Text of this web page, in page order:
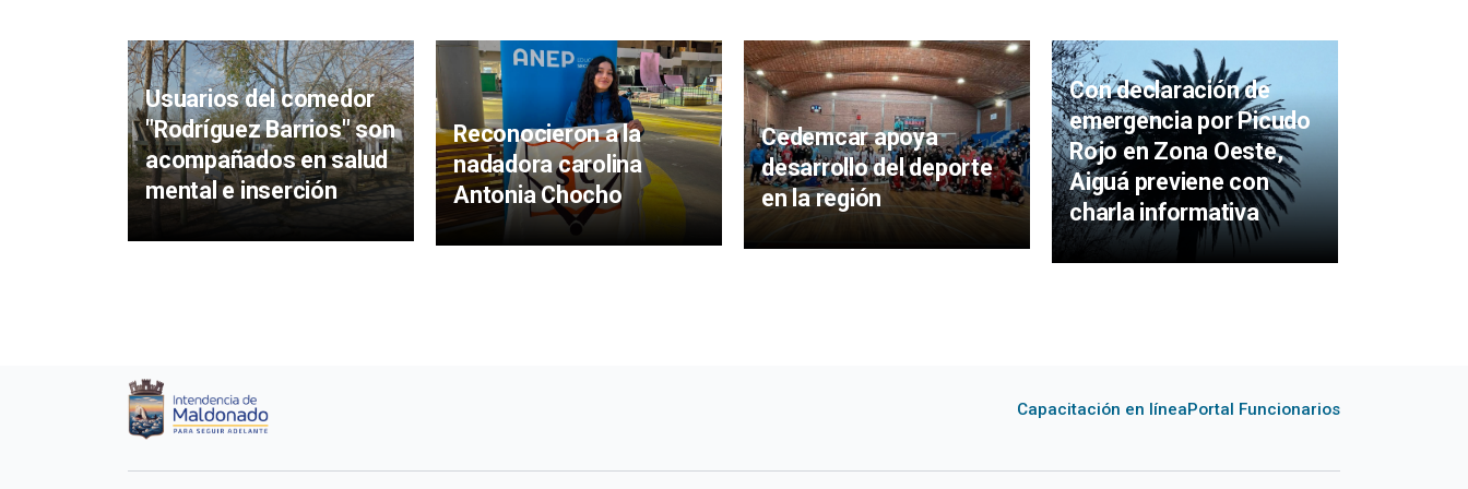
Usuarios del comedor
"Rodríguez Barrios" son
acompañados en salud
mental e inserción
Reconocieron a la
nadadora carolina
Antonia Chocho
Cedemcar apoya
desarrollo del deporte
en la región
Con declaración de
emergencia por Picudo
Rojo en Zona Oeste,
Aiguá previene con
charla informativa
Capacitación en líneaPortal Funcionarios